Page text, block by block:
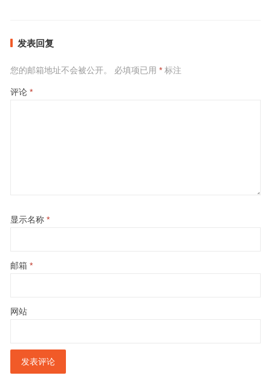
发表回复
您的邮箱地址不会被公开。 必填项已用 *标注
评论 *
显示名称 *
邮箱 *
网站